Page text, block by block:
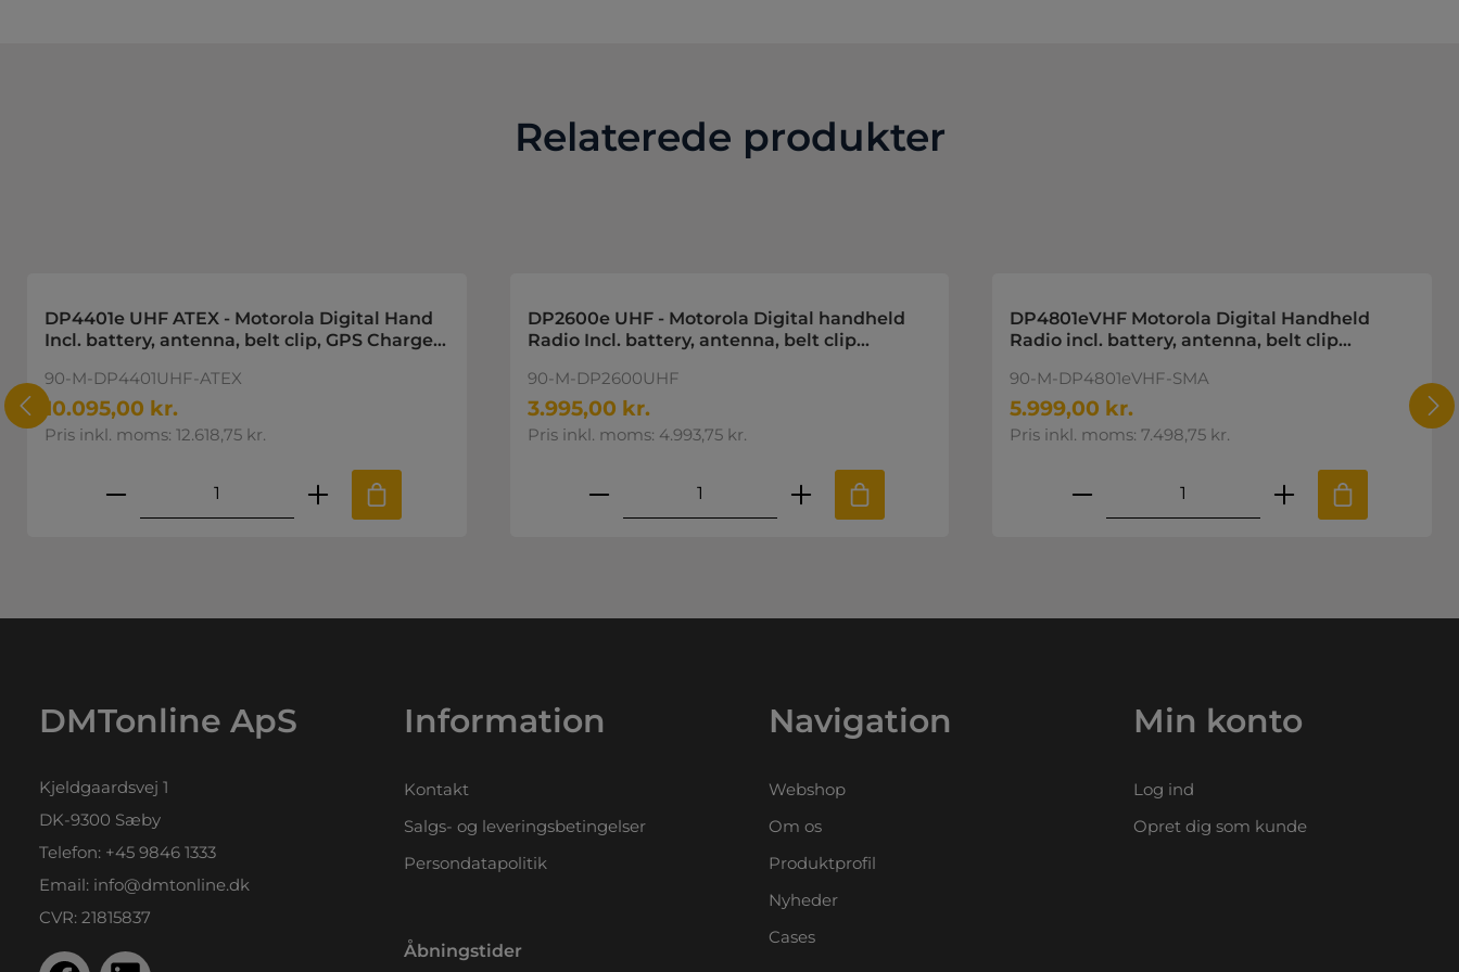
Relaterede produkter
til at øge eller mindske mængden.
mængde eller brug knapperne til at øge eller mindske mængden.
DP4401e UHF ATEX - Motorola Digital Hand
Incl. battery, antenna, belt clip, GPS Charger
90-M-DP4401UHF-ATEX
10.095,00 kr.
Pris inkl. moms: 12.618,75 kr.
Produktmængde: Indtast den ønskede mængde eller brug knapperne til at øge eller mindske mængden.
DP2600e UHF - Motorola Digital handheld
Radio Incl. battery, antenna, belt clip
90-M-DP2600UHF
3.995,00 kr.
Pris inkl. moms: 4.993,75 kr.
Produktmængde: Indtast den ønskede mængde eller brug
DP4801eVHF Motorola Digital Handheld
Radio incl. battery, antenna, belt clip
90-M-DP4801eVHF-SMA
5.999,00 kr.
Pris inkl. moms: 7.498,75 kr.
Produktmængde: Indtast
DMTonline ApS
Kjeldgaardsvej 1
DK-9300 Sæby
Telefon: +45 9846 1333
Email: info@dmtonline.dk
CVR: 21815837
Information
Kontakt
Salgs- og leveringsbetingelser
Persondatapolitik
Åbningstider
Navigation
Webshop
Om os
Produktprofil
Nyheder
Cases
Min konto
Log ind
Opret dig som kunde